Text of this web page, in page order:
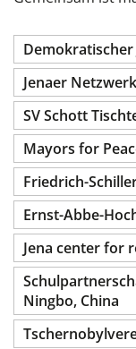
Demokratischer
Jenaer
SV Schott
Mayors for
Friedrich-
Ernst-Abbe-
Jena center for
Ningbo, China